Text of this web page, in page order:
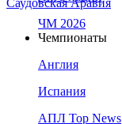
Саудовская Аравия
ЧМ 2026
Чемпионаты
Англия
Испания
АПЛ Top News